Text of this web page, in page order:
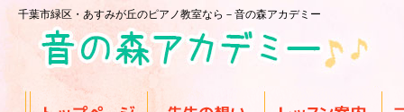
千葉市緑区・あすみが丘のピアノ教室なら－音の森アカデミー